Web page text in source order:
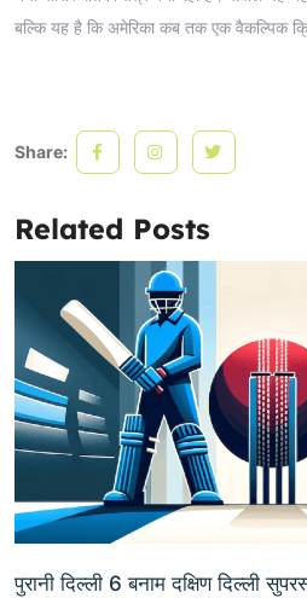
बल्कि यह है कि अमेरिका कब तक एक वैकल्पिक
Share:
Related Posts
पुरानी दिल्ली 6 बनाम दक्षिण दिल्ली